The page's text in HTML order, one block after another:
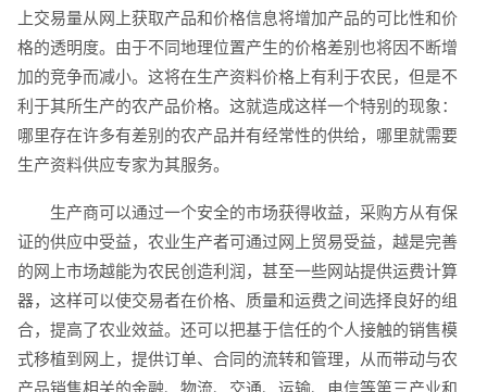
上交易量从网上获取产品和价格信息将增加产品的可比性和价
格的透明度。由于不同地理位置产生的价格差别也将因不断增
加的竞争而减小。这将在生产资料价格上有利于农民，但是不
利于其所生产的农产品价格。这就造成这样一个特别的现象：
哪里存在许多有差别的农产品并有经常性的供给，哪里就需要
生产资料供应专家为其服务。
生产商可以通过一个安全的市场获得收益，采购方从有保
证的供应中受益，农业生产者可通过网上贸易受益，越是完善
的网上市场越能为农民创造利润，甚至一些网站提供运费计算
器，这样可以使交易者在价格、质量和运费之间选择良好的组
合，提高了农业效益。还可以把基于信任的个人接触的销售模
式移植到网上，提供订单、合同的流转和管理，从而带动与农
电商及系统平台开发 · 微信小程序开发 · 年度